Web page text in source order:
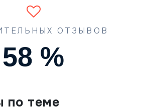
ОТЗЫВОВ
87 %
по теме